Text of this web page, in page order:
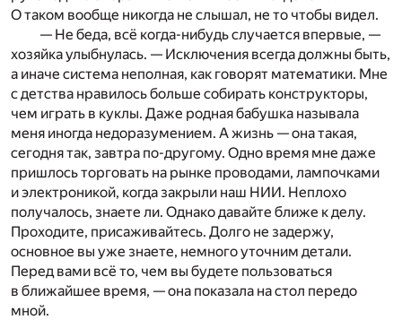
О таком вообще никогда не слышал, не то чтобы видел.
— Не беда, всё когда-нибудь случается впервые, —
хозяйка улыбнулась. — Исключения всегда должны быть,
а иначе система неполная, как говорят математики. Мне
с детства нравилось больше собирать конструкторы,
чем играть в куклы. Даже родная бабушка называла
меня иногда недоразумением. А жизнь — она такая,
сегодня так, завтра по-другому. Одно время мне даже
пришлось торговать на рынке проводами, лампочками
и электроникой, когда закрыли наш НИИ. Неплохо
получалось, знаете ли. Однако давайте ближе к делу.
Проходите, присаживайтесь. Долго не задержу,
основное вы уже знаете, немного уточним детали.
Перед вами всё то, чем вы будете пользоваться
в ближайшее время, — она показала на стол передо
мной.